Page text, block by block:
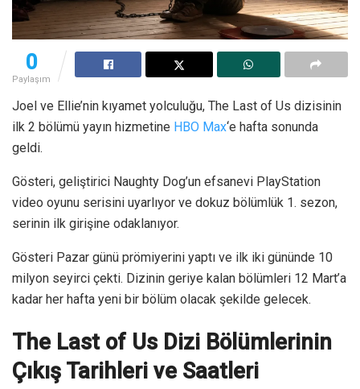
0
Paylaşım
Joel ve Ellie’nin kıyamet yolculuğu, The Last of Us dizisinin
ilk 2 bölümü yayın hizmetine HBO Max‘e hafta sonunda
geldi.
Gösteri, geliştirici Naughty Dog’un efsanevi PlayStation
video oyunu serisini uyarlıyor ve dokuz bölümlük 1. sezon,
serinin ilk girişine odaklanıyor.
Gösteri Pazar günü prömiyerini yaptı ve ilk iki gününde 10
milyon seyirci çekti. Dizinin geriye kalan bölümleri 12 Mart’a
kadar her hafta yeni bir bölüm olacak şekilde gelecek.
The Last of Us Dizi Bölümlerinin
Çıkış Tarihleri ​​ve Saatleri